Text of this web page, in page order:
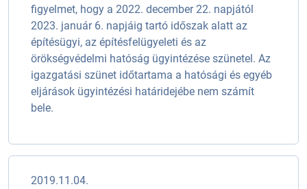
figyelmet, hogy a 2022. december 22. napjától
2023. január 6. napjáig tartó időszak alatt az
építésügyi, az építésfelügyeleti és az
örökségvédelmi hatóság ügyintézése szünetel. Az
igazgatási szünet időtartama a hatósági és egyéb
eljárások ügyintézési határidejébe nem számít
bele.
2019.11.04.